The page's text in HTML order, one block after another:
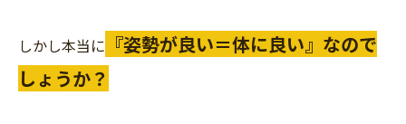
しかし本当に 『姿勢が良い＝体に良い』なので
しょうか？